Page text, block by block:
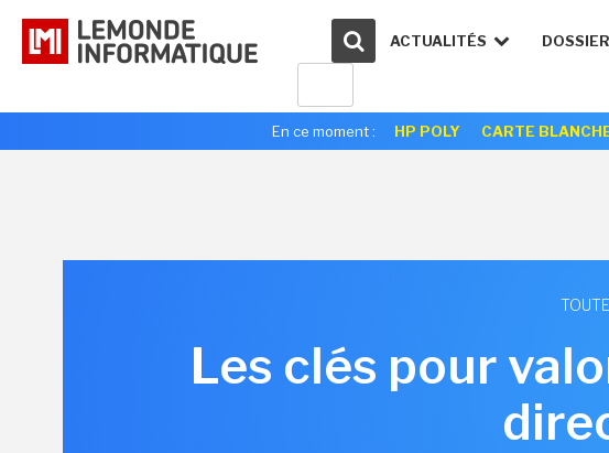
ACTUALITÉS
En ce moment : HP POLY CARTE
Les clés pour